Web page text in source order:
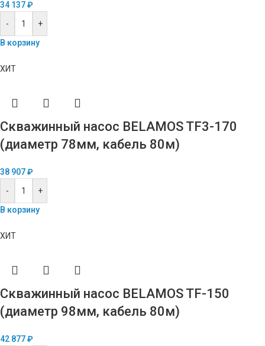
34 137₽
-
+
В корзину
ХИТ
Скважинный насос BELAMOS TF3-170
(диаметр 78мм, кабель 80м)
38 907₽
-
+
В корзину
ХИТ
Скважинный насос BELAMOS TF-150
(диаметр 98мм, кабель 80м)
42 877₽